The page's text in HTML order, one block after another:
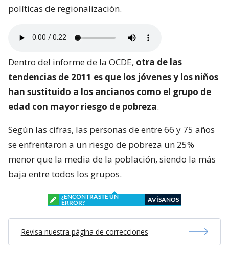
políticas de regionalización.
Dentro del informe de la OCDE, otra de las
tendencias de 2011 es que los jóvenes y los niños
han sustituido a los ancianos como el grupo de
edad con mayor riesgo de pobreza.
Según las cifras, las personas de entre 66 y 75 años
se enfrentaron a un riesgo de pobreza un 25%
menor que la media de la población, siendo la más
baja entre todos los grupos.
¿ENCONTRASTE UN
ERROR?
AVÍSANOS
Revisa nuestra página de correcciones